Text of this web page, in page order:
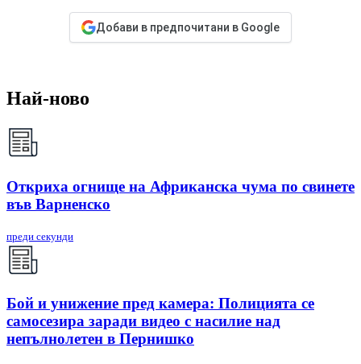
Добави в предпочитани в Google
Най-ново
Откриха огнище на Африканска чума по свинете
във Варненско
преди секунди
Бой и унижение пред камера: Полицията се
самосезира заради видео с насилие над
непълнолетен в Пернишко